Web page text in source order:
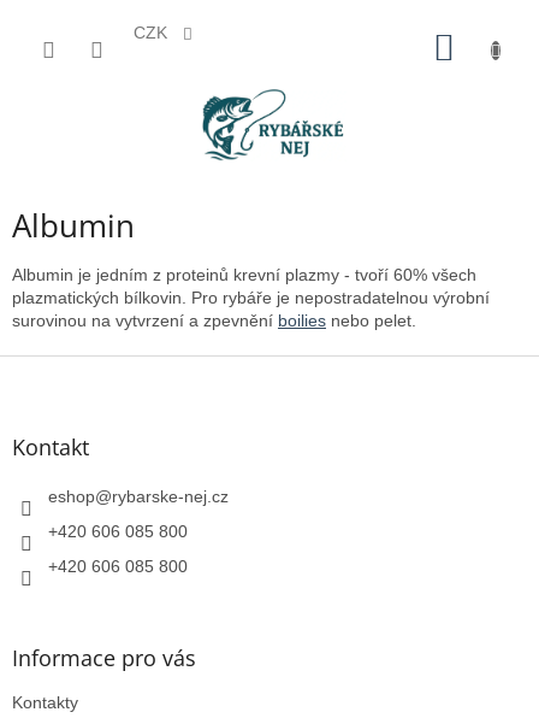
CZK
Albumin
Albumin je jedním z proteinů krevní plazmy - tvoří 60% všech
plazmatických bílkovin. Pro rybáře je nepostradatelnou výrobní
surovinou na vytvrzení a zpevnění boilies nebo pelet.
Z
Kontakt
eshop@rybarske-nej.cz
+420 606 085 800
+420 606 085 800
Informace pro vás
Kontakty